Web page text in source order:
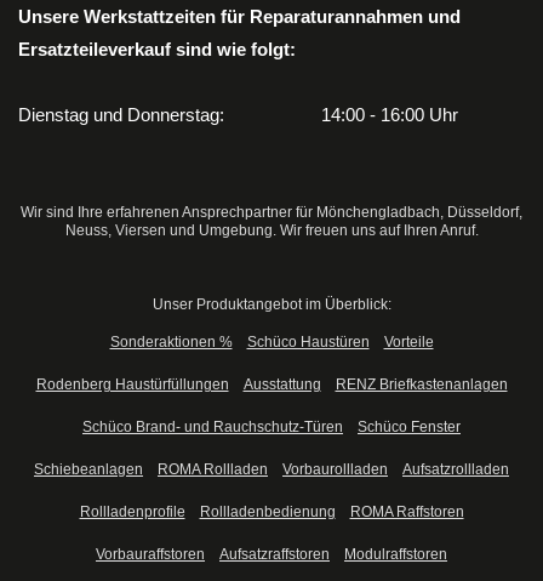
Unsere Werkstattzeiten für Reparaturannahmen und
Ersatzteileverkauf sind wie folgt:
Dienstag und Donnerstag: 14:00 - 16:00 Uhr
Wir sind Ihre erfahrenen Ansprechpartner für Mönchengladbach, Düsseldorf,
Neuss, Viersen und Umgebung. Wir freuen uns auf Ihren Anruf.
Unser Produktangebot im Überblick:
Sonderaktionen % Schüco Haustüren Vorteile
Rodenberg Haustürfüllungen Ausstattung RENZ Briefkastenanlagen
Schüco Brand- und Rauchschutz-Türen Schüco Fenster
Schiebeanlagen ROMA Rollladen Vorbaurollladen Aufsatzrollladen
Rollladenprofile Rollladenbedienung ROMA Raffstoren
Vorbauraffstoren Aufsatzraffstoren Modulraffstoren